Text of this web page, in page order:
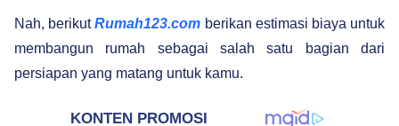
Nah, berikutRumah123.com berikan estimasi biaya untuk
membangun rumah sebagai salah satu bagian dari
persiapan yang matang untuk kamu.